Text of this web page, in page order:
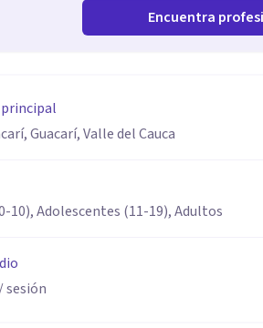
Encuentra
Guacarí, Valle del Cauca
10), Adolescentes (11-19), Adultos
/ sesión